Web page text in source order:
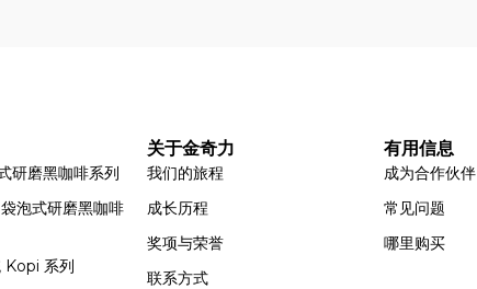
研磨黑咖啡系列
泡式研磨黑咖啡
Kopi 系列
关于金奇力
我们的旅程
成长历程
奖项与荣誉
联系方式
有用信息
成为合作伙伴
常见问题
哪里购买